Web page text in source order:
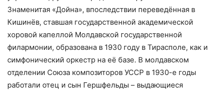
Знаменитая «Дойна», впоследствии переведённая в
Кишинёв, ставшая государственной академической
хоровой капеллой Молдавской государственной
филармонии, образована в 1930 году в Тирасполе, как и
симфонический оркестр на её базе. В молдавском
отделении Союза композиторов УССР в 1930-е годы
работали отец и сын Гершфельды – выдающиеся